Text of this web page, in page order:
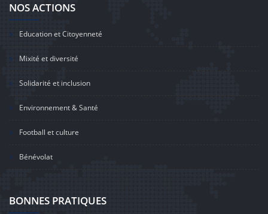
NOS ACTIONS
Education et Citoyenneté
Mixité et diversité
Solidarité et inclusion
Environnement & Santé
Football et culture
Bénévolat
BONNES PRATIQUES